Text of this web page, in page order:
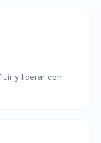
y liderar con